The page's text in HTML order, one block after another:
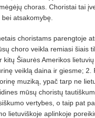
choras. Cho­ris­tai tai
atsakomybę.
choristams parengtoje
choro veikla remiasi šiais
kitų Šiaurės Amerikos lietuvių
veiklą dai­na ir giesme; 2.
muziką, ypač tarp ne
mūsų choristų
vertybes, o taip pat
lietuviškoje aplinkoje